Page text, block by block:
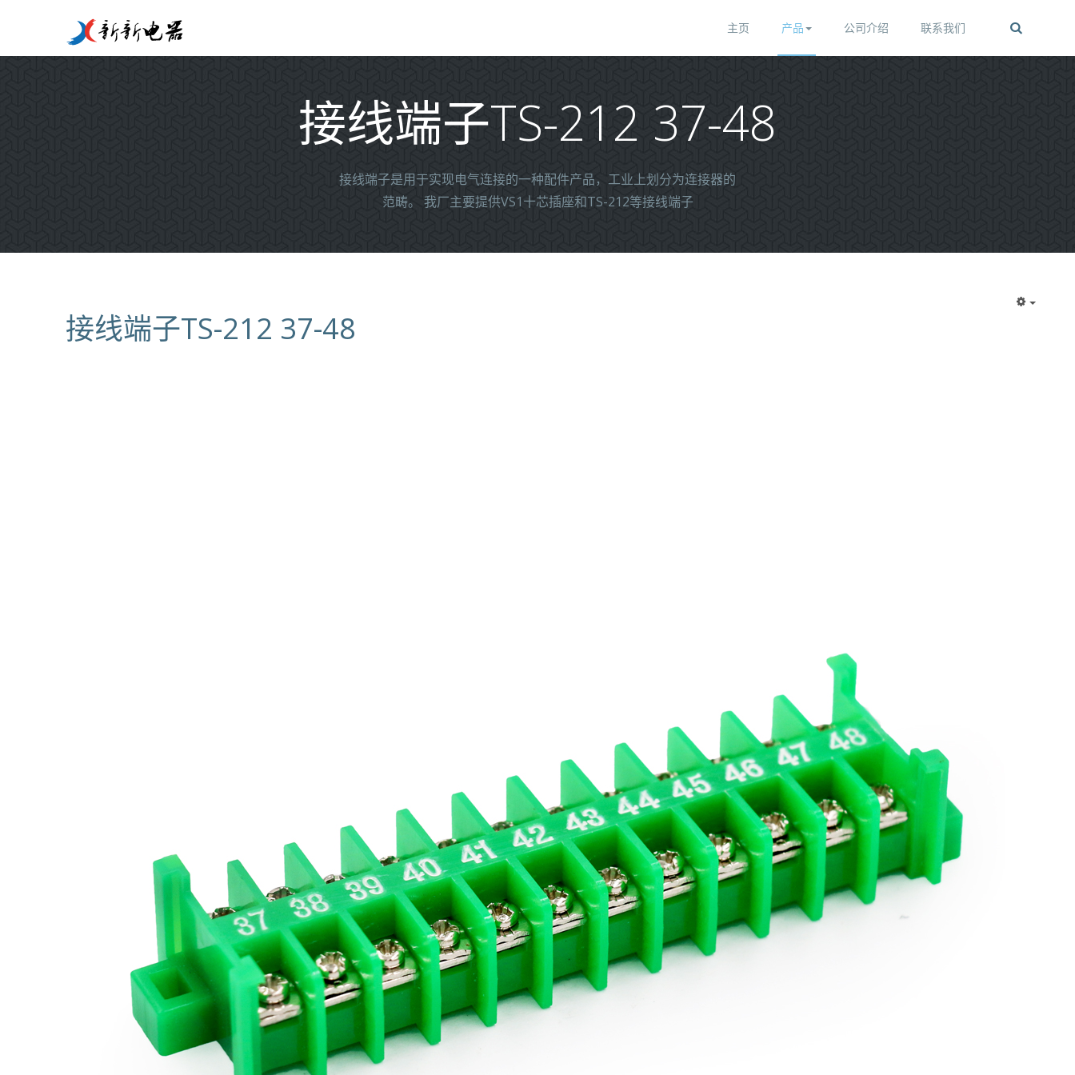
主页 产品 公司介绍 联系我们
接线端子TS-212 37-48
接线端子是用于实现电气连接的一种配件产品，工业上划分为连接器的
范畴。 我厂主要提供VS1十芯插座和TS-212等接线端子
接线端子TS-212 37-48